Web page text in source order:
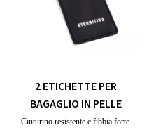
2 ETICHETTE PER
BAGAGLIO IN PELLE
Cinturino resistente e fibbia forte.